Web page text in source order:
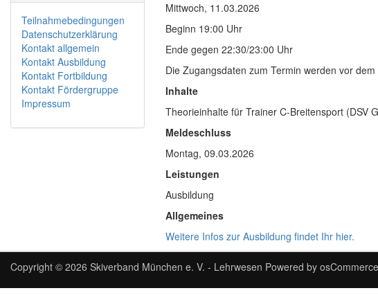
Mittwoch, 11.03.2026
Beginn 19:00 Uhr
Ende gegen 22:30/23:00 Uhr
Die Zugangsdaten zum Termin werden vor
Inhalte
Theorieinhalte für Trainer C-Breitensport (DSV
Meldeschluss
Montag, 09.03.2026
Leistungen
Ausbildung
Allgemeines
Weitere Infos zur Ausbildung findet Ihr hier.
Teilnahmebedingungen
Datenschutzerklärung
Kontakt allgemein
Kontakt Ausbildung
Kontakt Fortbildung
Kontakt Fördergruppe
Impressum
Copyright © 2026 Skiverband München e. V. - Lehrwesen Powered by osCommerce